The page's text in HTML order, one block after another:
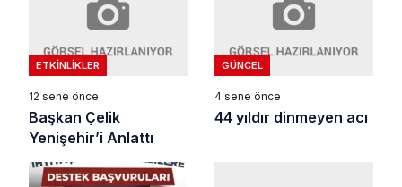
ETKINLIKLER
12 sene önce
Başkan Çelik
Yenişehir’i Anlattı
GÜNCEL
4 sene önce
44 yıldır dinmeyen acı